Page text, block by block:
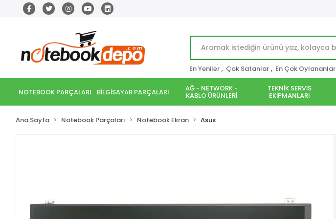
En Yeniler , Çok Satanlar , En Çok Oylananlar
NOTEBOOK PARÇALARI BİLGİSAYAR PARÇALARI AĞ - NETWORK -
KABLO ÜRÜNLERİ
TEKNİK SERVİS
EKİPMANLARI
Ana Sayfa Notebook Parçaları Notebook Ekran Asus